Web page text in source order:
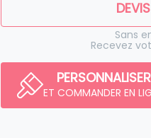
Sans
Recevez
PERSONNALISER
ET COMMANDER EN